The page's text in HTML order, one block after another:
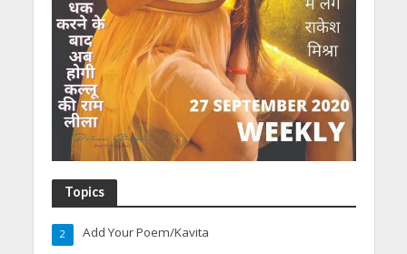
Topics
Add Your Poem/Kavita
2